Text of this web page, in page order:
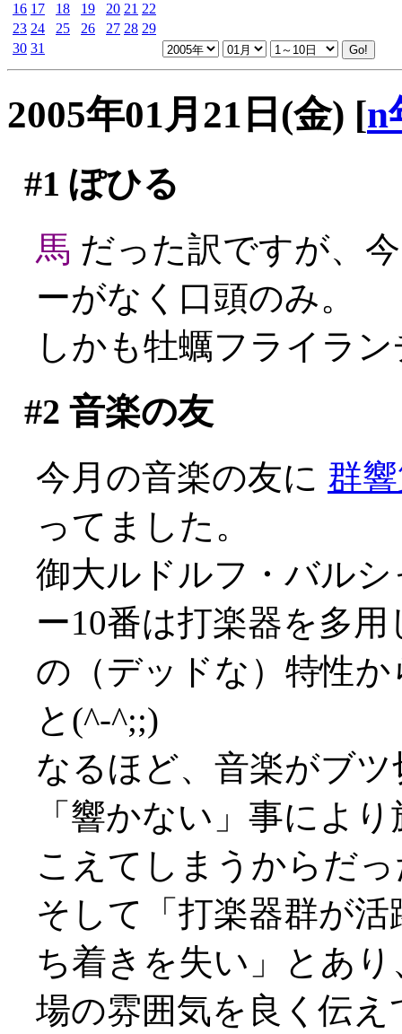
16 17 18 19 20 21 22
23 24 25 26 27 28 29
30 31
2005年01月21日(金) [n
#1 ぽひる
馬 だった訳ですが、
ーがなく口頭のみ。
しかも牡蠣フライラ
#2 音楽の友
今月の音楽の友に 群
ってました。
御大ルドルフ・バル
ー10番は打楽器を多
の（デッドな）特性
と(^-^;;)
なるほど、音楽がブ
「響かない」事によ
こえてしまうからだ
そして「打楽器群が
ち着きを失い」とあ
場の雰囲気を良く伝